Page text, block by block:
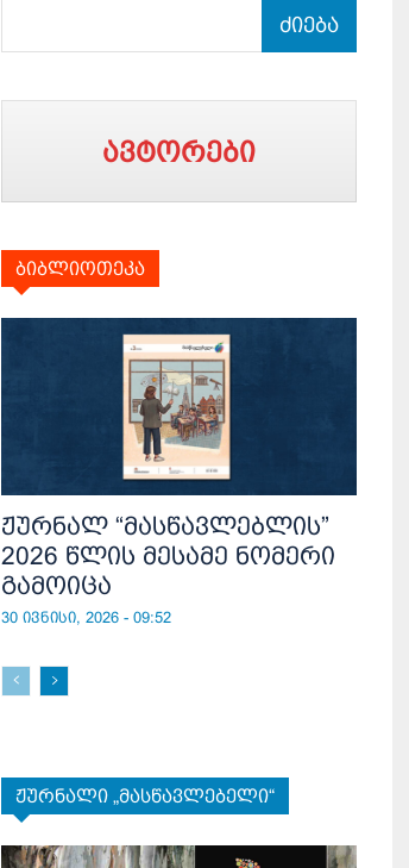
ძიება
ავტორები
ბიბლიოთეკა
ჟურნალ “მასწავლებლის”
2026 წლის მესამე ნომერი
გამოიცა
30 ივნისი, 2026 - 09:52
ჟურნალი „მასწავლებელი“